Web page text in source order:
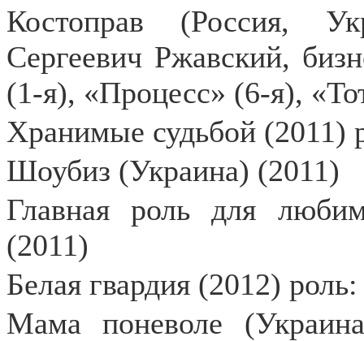
Костоправ (Россия,
Сергеевич Ржавский,
(1-я), «Процесс» (6-я),
Хранимые судьбой (2011)
Шоубиз (Украина) (2011)
Главная роль для
(2011)
Белая гвардия (2012)
Мама поневоле